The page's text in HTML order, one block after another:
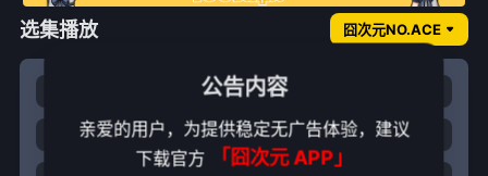
选集播放 囧次元NO.ACE
第02集 第03集
第05集 第06集 第07集 第08集
公告内容
亲爱的用户，为提供稳定无广告体验，建议
下载官方
「囧次元 APP」